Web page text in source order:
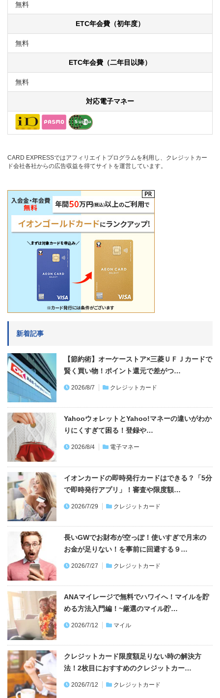
無料
ETC年会費（初年度）
無料
ETC年会費（二年目以降）
無料
対応電子マネー
CARD EXPRESSではアフィリエイトプログラムを利用し、クレジットカー
ド会社各社からの広告収益を得てサイトを運営しています。
新着記事
【節約術】オーケーストア×三菱ＵＦＪカードで
賢く買い物！ポイント還元で差がつ…
2026/8/7 クレジットカード
YahooウォレットとYahoo!マネーの違いがわか
りにくすぎて困る！登録や…
2026/8/4 電子マネー
イオンカードの即時発行カードはできる？「5分
で即時発行アプリ」！審査や限度額…
2026/7/29 クレジットカード
長いGWでお財布が空っぽ！使いすぎで月末の
お金が足りない！を事前に回避する９…
2026/7/27 クレジットカード
ANAマイレージで無料でハワイへ！マイルを貯
める方法入門編！~厳選のマイル貯…
2026/7/12 マイル
クレジットカード限度額足りない時の解決方
法！2枚目におすすめのクレジットカー…
2026/7/12 クレジットカード